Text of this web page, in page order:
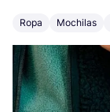
Ropa Mochilas